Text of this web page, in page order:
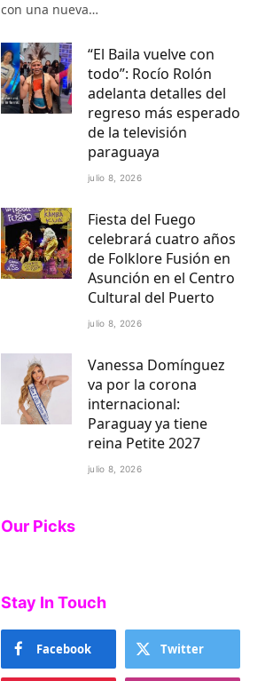
con una nueva…
“El Baila vuelve con
todo”: Rocío Rolón
adelanta detalles del
regreso más esperado
de la televisión
paraguaya
julio 8, 2026
Fiesta del Fuego
celebrará cuatro años
de Folklore Fusión en
Asunción en el Centro
Cultural del Puerto
julio 8, 2026
Vanessa Domínguez
va por la corona
internacional:
Paraguay ya tiene
reina Petite 2027
julio 8, 2026
Our Picks
Stay In Touch
Facebook Twitter